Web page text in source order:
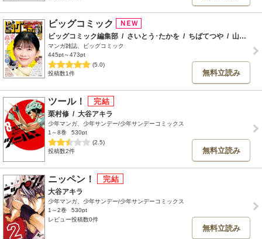
ビッグコミック
ビッグコミック編集部 / さいとう･たかを / ちばてつや / 山科けいすけ
マンガ雑誌、ビッグコミック
445pt～473pt
(5.0)
投稿数1件
無料立読み
ツール！
栗村修 / 大谷アキラ
少年マンガ、少年サンデー/少年サンデーコミックス
1～8巻
530pt
(2.5)
投稿数2件
無料立読み
ニッペン！
大谷アキラ
少年マンガ、少年サンデー/少年サンデーコミックス
1～2巻
530pt
レビュー投稿数0件
無料立読み